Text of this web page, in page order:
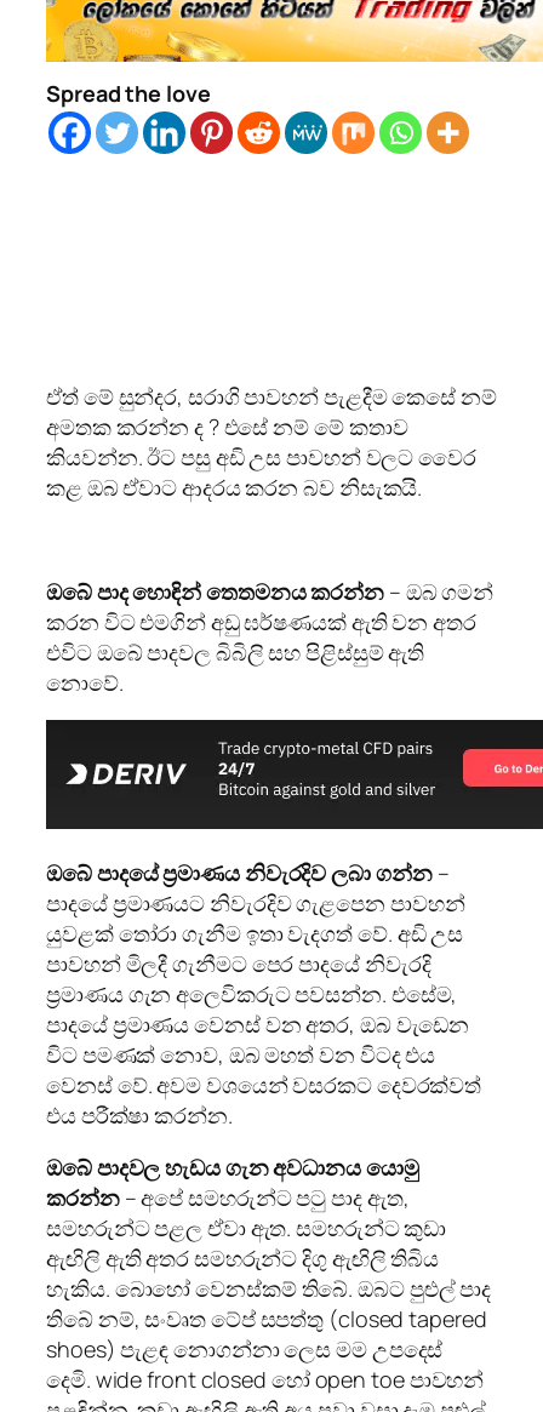
Spread the love
ඒත් මේ සුන්දර, සරාගි පාවහන් පැළදීම කෙසේ නම්
අමතක කරන්න ද ? එසේ නම් මේ කතාව
කියවන්න. ඊට පසු අඩි උස පාවහන් වලට වෛර
කළ ඔබ ඒවාට ආදරය කරන බව නිසැකයි.
ඔබේ පාද හොඳින් තෙතමනය කරන්න – ඔබ ගමන්
කරන විට එමගින් අඩු ඝර්ෂණයක් ඇති වන අතර
එවිට ඔබේ පාදවල බිබිලි සහ පිළිස්සුම් ඇති
නොවේ.
ඔබේ පාදයේ ප්‍රමාණය නිවැරදිව ලබා ගන්න–
පාදයේ ප්‍රමාණයට නිවැරදිව ගැළපෙන පාවහන්
යුවළක් තෝරා ගැනීම ඉතා වැදගත් වේ. අඩි උස
පාවහන් මිලදී ගැනීමට පෙර පාදයේ නිවැරදි
ප්‍රමාණය ගැන අලෙවිකරුට පවසන්න. එසේම,
පාදයේ ප්‍රමාණය වෙනස් වන අතර, ඔබ වැඩෙන
විට පමණක් නොව, ඔබ මහත් වන විටද එය
වෙනස් වේ. අවම වශයෙන් වසරකට දෙවරක්වත්
එය පරීක්ෂා කරන්න.
ඔබේ පාදවල හැඩය ගැන අවධානය යොමු
කරන්න– අපේ සමහරුන්ට පටු පාද ඇත,
සමහරුන්ට පළල ඒවා ඇත. සමහරුන්ට කුඩා
ඇඟිලි ඇති අතර සමහරුන්ට දිගු ඇඟිලි තිබිය
හැකිය. බොහෝ වෙනස්කම් තිබේ. ඔබට පුළුල් පාද
තිබේ නම්, සංවෘත ටේප් සපත්තු (closed tapered
shoes) පැළඳ නොගන්නා ලෙස මම උපදෙස්
දෙමි. wide front closed හෝ open toe පාවහන්